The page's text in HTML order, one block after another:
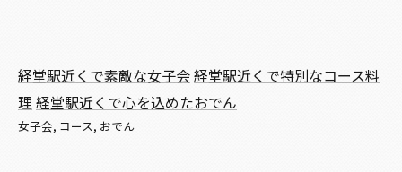
経堂駅近くで素敵な女子会経堂駅近くで特別なコース料
理経堂駅近くで心を込めたおでん
女子会 コース おでん